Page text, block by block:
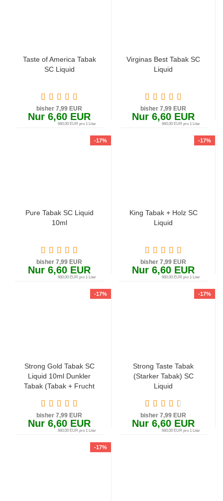
Taste of America Tabak
SC Liquid
bisher 7,99 EUR
Nur 6,60 EUR
660,00 EUR pro 1 Liter
Virginas Best Tabak SC
Liquid
bisher 7,99 EUR
Nur 6,60 EUR
660,00 EUR pro 1 Liter
-17%
Pure Tabak SC Liquid
10ml
bisher 7,99 EUR
Nur 6,60 EUR
660,00 EUR pro 1 Liter
-17%
King Tabak + Holz SC
Liquid
bisher 7,99 EUR
Nur 6,60 EUR
660,00 EUR pro 1 Liter
-17%
Strong Gold Tabak SC
Liquid 10ml Dunkler
Tabak (Tabak + Frucht
bisher 7,99 EUR
Nur 6,60 EUR
660,00 EUR pro 1 Liter
-17%
Strong Taste Tabak
(Starker Tabak) SC
Liquid
bisher 7,99 EUR
Nur 6,60 EUR
660,00 EUR pro 1 Liter
-17%